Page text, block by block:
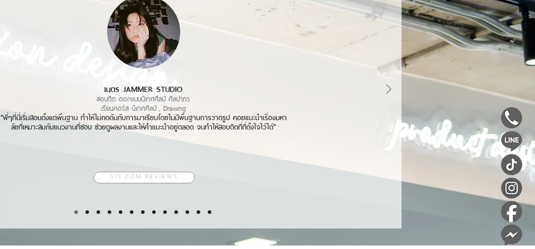
เนตร JAMMER STUDIO
สอบติด ออกแบบนิเทศศิลป์ ศิลปากร
เรียนคอร์ส นิเทศศิลป์ , Drawing
"พี่ๆที่นี่เริ่มสอนตั้งแต่พื้นฐาน ทำให้ไม่กดดันกับการมาเรียนโดยไม่มีพื้นฐานการวาดรูป คอยแนะนำเรื่องมหา
ลัยที่เหมาะสมกับแนวงานที่ชอบ ช่วยดูผลงานและให้คำแนะนำอยู่ตลอด จนทำให้สอบติดที่ที่ตั้งใจไว้ได้"
VIS COM REVIEWS